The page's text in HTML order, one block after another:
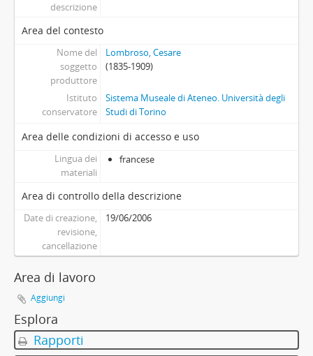
descrizione
Area del contesto
Nome del
soggetto
produttore
Lombroso, Cesare
(1835-1909)
Istituto
conservatore
Sistema Museale di Ateneo. Università degli
Studi di Torino
Area delle condizioni di accesso e uso
Lingua dei
materiali
francese
Area di controllo della descrizione
Date di creazione,
revisione,
cancellazione
19/06/2006
Area di lavoro
Aggiungi
Esplora
Rapporti